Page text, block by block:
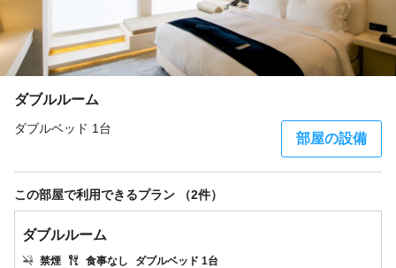
ダブルルーム
ダブルベッド 1台
部屋の設備
この部屋で利用できるプラン （2件）
ダブルルーム
禁煙 食事なし ダブルベッド 1台